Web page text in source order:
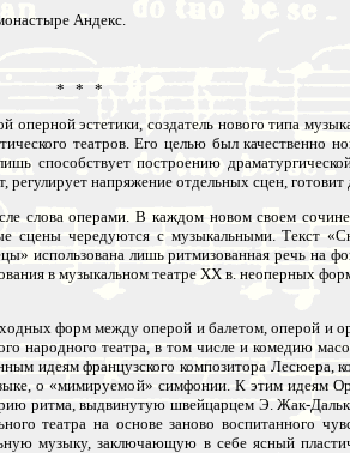
Андекс.
* * *
эстетики, создатель нового типа
театров. Его целью был качественно
способствует построению
напряжение отдельных сцен,
слова операми. В каждом новом своем
сцены чередуются с музыкальными. Текст
использована лишь ритмизованная речь на
в музыкальном театре XX в. неоперных
форм между оперой и балетом, оперой и
народного театра, в том числе и комедию
идеям французского композитора Лесюера,
о «мимируемой» симфонии. К этим идеям
ритма, выдвинутую швейцарцем Э. Жак-
театра на основе заново воспитанного
музыку, заключающую в себе ясный